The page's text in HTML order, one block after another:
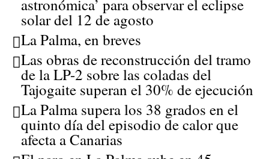
astronómica’ para observar el eclipse
solar del 12 de agosto
La Palma, en breves
Las obras de reconstrucción del tramo
de la LP-2 sobre las coladas del
Tajogaite superan el 30% de ejecución
La Palma supera los 38 grados en el
quinto día del episodio de calor que
afecta a Canarias